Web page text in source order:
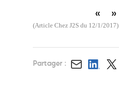
« »
(Article Chez J2S du 12/1/2017)
Partager :